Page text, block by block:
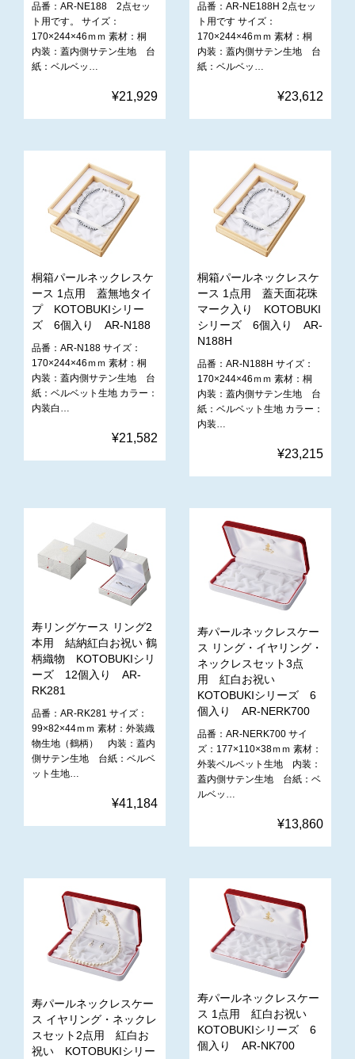
品番：AR-NE188 2点セッ
ト用です。 サイズ：
170×244×46ｍｍ 素材：桐
内装：蓋内側サテン生地 台
紙：ベルベッ…
¥21,929
品番：AR-NE188H 2点セッ
ト用です サイズ：
170×244×46ｍｍ 素材：桐
内装：蓋内側サテン生地 台
紙：ベルベッ…
¥23,612
桐箱パールネックレスケ
ース 1点用 蓋無地タイ
プ KOTOBUKIシリー
ズ 6個入り AR-N188
品番：AR-N188 サイズ：
170×244×46ｍｍ 素材：桐
内装：蓋内側サテン生地 台
紙：ベルベット生地 カラー：
内装白…
¥21,582
桐箱パールネックレスケ
ース 1点用 蓋天面花珠
マーク入り KOTOBUKI
シリーズ 6個入り AR-
N188H
品番：AR-N188H サイズ：
170×244×46ｍｍ 素材：桐
内装：蓋内側サテン生地 台
紙：ベルベット生地 カラー：
内装…
¥23,215
寿リングケース リング2
本用 結納紅白お祝い 鶴
柄織物 KOTOBUKIシリ
ーズ 12個入り AR-
RK281
品番：AR-RK281 サイズ：
99×82×44ｍｍ 素材：外装織
物生地（鶴柄） 内装：蓋内
側サテン生地 台紙：ベルベ
ット生地…
¥41,184
寿パールネックレスケー
ス リング・イヤリング・
ネックレスセット3点
用 紅白お祝い
KOTOBUKIシリーズ 6
個入り AR-NERK700
品番：AR-NERK700 サイ
ズ：177×110×38ｍｍ 素材：
外装ベルベット生地 内装：
蓋内側サテン生地 台紙：ベ
ルベッ…
¥13,860
寿パールネックレスケー
ス イヤリング・ネックレ
スセット2点用 紅白お
祝い KOTOBUKIシリー
寿パールネックレスケー
ス 1点用 紅白お祝い
KOTOBUKIシリーズ 6
個入り AR-NK700